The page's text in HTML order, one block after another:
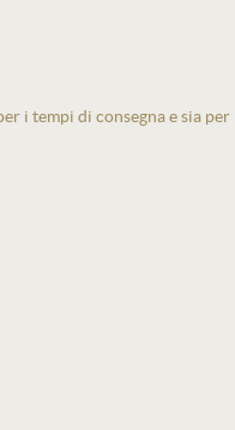
i tempi di consegna e sia